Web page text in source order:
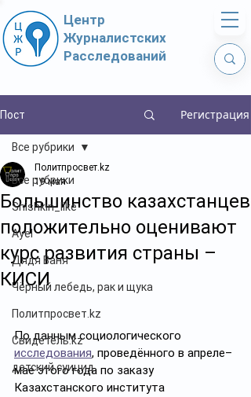
Центр
Журналистских
Расследований
Пост Регистрация
Все рубрики
Shishkin_like
Ayel
Дядя Ваня
Чёрный лебедь, рак и щука
Политпросвет.kz
Свидетель.kz
детский суицид
Все рубрики
Большинство казахстанцев
положительно оценивают
курс развития страны –
КИСИ
Политпросвет.kz
19 мая
По данным социологического
исследования, проведённого в апреле–
мае этого года по заказу
Казахстанского института